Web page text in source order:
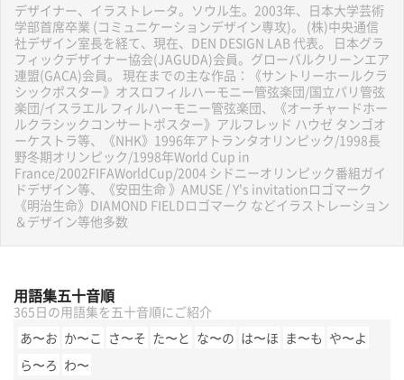
デザイナー、イラストレータ。ソウル生。2003年、日本大学芸術
学部首席卒業 (コミュニケーションデザイン専攻)。 (株)中央通信
社デザイン室長を経て、現在、DEN DESIGN LAB 代表。 日本グラ
フィックデザイナー協会(JAGUDA)会員。グローバルクリーンエア
連盟(GACA)会員。 現在までの主な作品：《サントリーホールクラ
シックポスター》オスロフィルハーモニー管弦楽団/国立パリ管弦
楽団/イスラエル フィルハーモニー管弦楽団、《オーチャードホー
ルクラシックコンサートポスター》アルフレッド ハウゼ タンゴオ
ーケストラ等、《NHK》1996年アトランタオリンピック/1998長
野冬期オリンピック/1998年World Cup in
France/2002FIFAWorldCup/2004 シドニーオリンピック番組ガイ
ドデザイン等、《安田生命 》AMUSE / Y's invitationロゴマーク
《明治生命》DIAMOND FIELDロゴマーク などイラストレーション
＆デザイン等他多数
用語集五十音順
365日の用語集を五十音順にご紹介
あ〜お か〜こ さ〜そ た〜と な〜の は〜ほ ま〜も や〜よ
ら〜ろ わ〜